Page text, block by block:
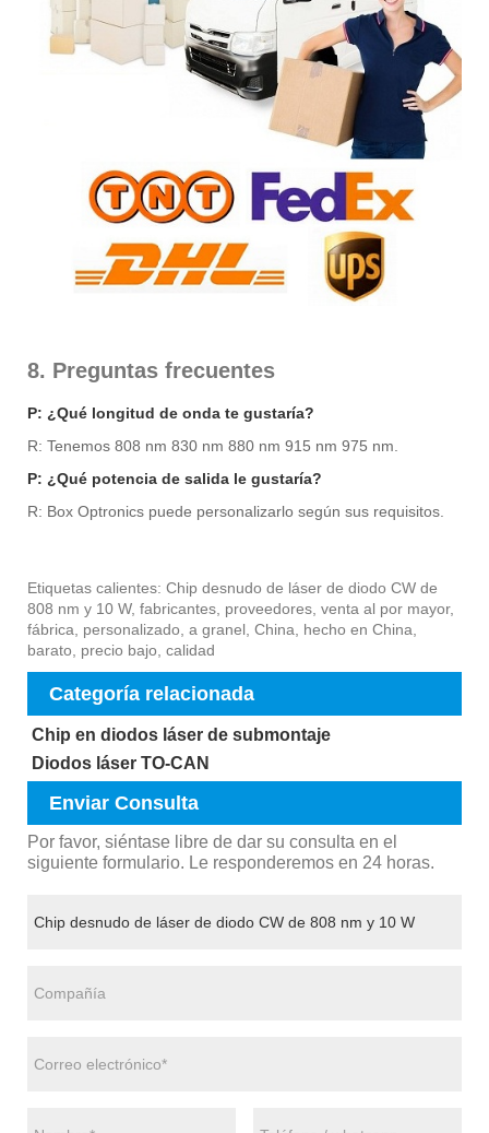
8. Preguntas frecuentes
P: ¿Qué longitud de onda te gustaría?
R: Tenemos 808 nm 830 nm 880 nm 915 nm 975 nm.
P: ¿Qué potencia de salida le gustaría?
R: Box Optronics puede personalizarlo según sus requisitos.
Etiquetas calientes: Chip desnudo de láser de diodo CW de
808 nm y 10 W, fabricantes, proveedores, venta al por mayor,
fábrica, personalizado, a granel, China, hecho en China,
barato, precio bajo, calidad
Categoría relacionada
Chip en diodos láser de submontaje
Diodos láser TO-CAN
Enviar Consulta
Por favor, siéntase libre de dar su consulta en el
siguiente formulario. Le responderemos en 24 horas.